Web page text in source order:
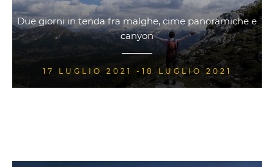
Due giorni in tenda fra malghe, cime panoramiche e
canyon
17 LUGLIO 2021 -18 LUGLIO 2021